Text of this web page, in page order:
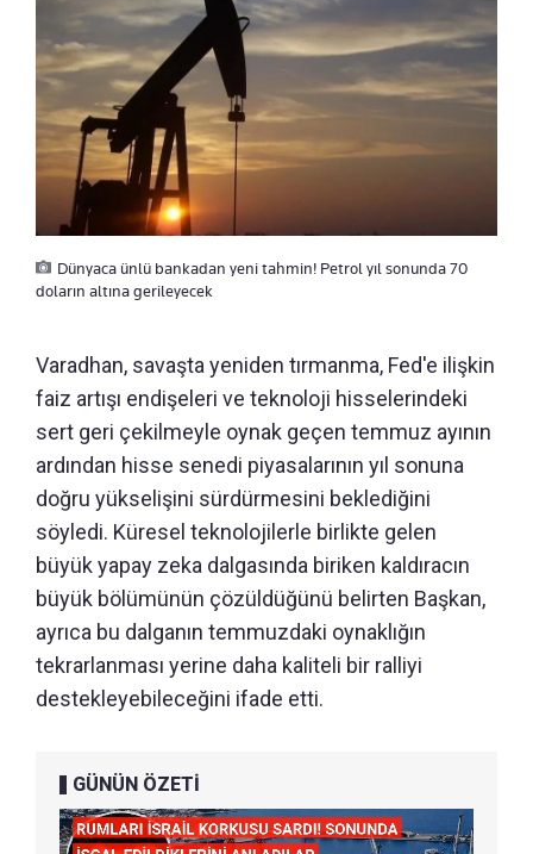
Dünyaca ünlü bankadan yeni tahmin! Petrol yıl sonunda 70
doların altına gerileyecek
Varadhan, savaşta yeniden tırmanma, Fed'e ilişkin
faiz artışı endişeleri ve teknoloji hisselerindeki
sert geri çekilmeyle oynak geçen temmuz ayının
ardından hisse senedi piyasalarının yıl sonuna
doğru yükselişini sürdürmesini beklediğini
söyledi. Küresel teknolojilerle birlikte gelen
büyük yapay zeka dalgasında biriken kaldıracın
büyük bölümünün çözüldüğünü belirten Başkan,
ayrıca bu dalganın temmuzdaki oynaklığın
tekrarlanması yerine daha kaliteli bir ralliyi
destekleyebileceğini ifade etti.
GÜNÜN ÖZETİ